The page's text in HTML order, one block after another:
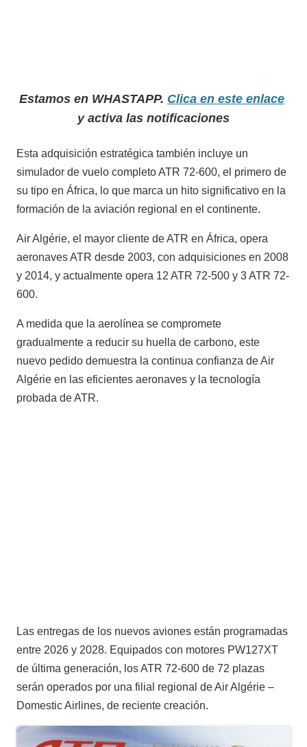
Estamos en WHASTAPP. Clica en este enlace
y activa las notificaciones
Esta adquisición estratégica también incluye un
simulador de vuelo completo ATR 72-600, el primero de
su tipo en África, lo que marca un hito significativo en la
formación de la aviación regional en el continente.
Air Algérie, el mayor cliente de ATR en África, opera
aeronaves ATR desde 2003, con adquisiciones en 2008
y 2014, y actualmente opera 12 ATR 72-500 y 3 ATR 72-
600.
A medida que la aerolínea se compromete
gradualmente a reducir su huella de carbono, este
nuevo pedido demuestra la continua confianza de Air
Algérie en las eficientes aeronaves y la tecnología
probada de ATR.
Las entregas de los nuevos aviones están programadas
entre 2026 y 2028. Equipados con motores PW127XT
de última generación, los ATR 72-600 de 72 plazas
serán operados por una filial regional de Air Algérie –
Domestic Airlines, de reciente creación.